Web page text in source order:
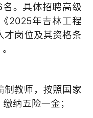
。具体招聘高级
2025年吉林工程
才岗位及其资格条
制教师，按照国家
纳五险一金；